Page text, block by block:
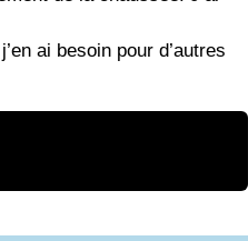
ai besoin pour d’autres